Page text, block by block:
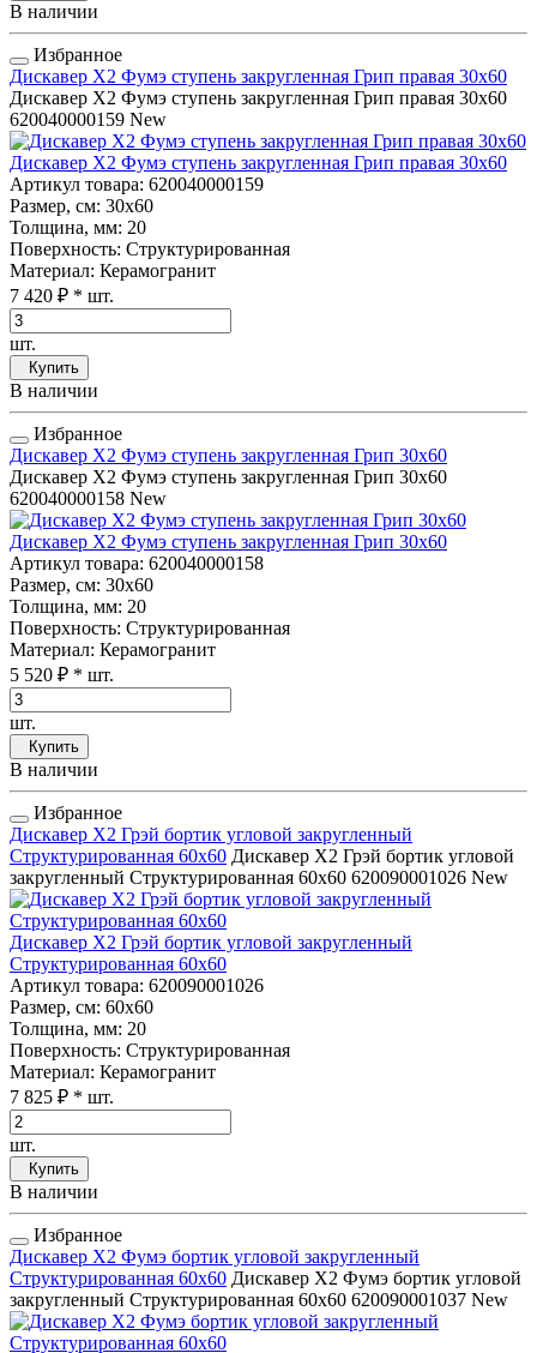
В наличии
Избранное
Дискавер Х2 Фумэ ступень закругленная Грип правая 30x60
Дискавер Х2 Фумэ ступень закругленная Грип правая 30x60
620040000159 New
Дискавер Х2 Фумэ ступень закругленная Грип правая 30x60
Артикул товара: 620040000159
Размер, см: 30x60
Толщина, мм: 20
Поверхность: Структурированная
Материал: Керамогранит
7 420 ₽ * шт.
шт.
Купить
В наличии
Избранное
Дискавер Х2 Фумэ ступень закругленная Грип 30x60
Дискавер Х2 Фумэ ступень закругленная Грип 30x60
620040000158 New
Дискавер Х2 Фумэ ступень закругленная Грип 30x60
Артикул товара: 620040000158
Размер, см: 30x60
Толщина, мм: 20
Поверхность: Структурированная
Материал: Керамогранит
5 520 ₽ * шт.
шт.
Купить
В наличии
Избранное
Дискавер Х2 Грэй бортик угловой закругленный
Структурированная 60x60 Дискавер Х2 Грэй бортик угловой
закругленный Структурированная 60x60 620090001026 New
Дискавер Х2 Грэй бортик угловой закругленный
Структурированная 60x60
Артикул товара: 620090001026
Размер, см: 60x60
Толщина, мм: 20
Поверхность: Структурированная
Материал: Керамогранит
7 825 ₽ * шт.
шт.
Купить
В наличии
Избранное
Дискавер Х2 Фумэ бортик угловой закругленный
Структурированная 60x60 Дискавер Х2 Фумэ бортик угловой
закругленный Структурированная 60x60 620090001037 New